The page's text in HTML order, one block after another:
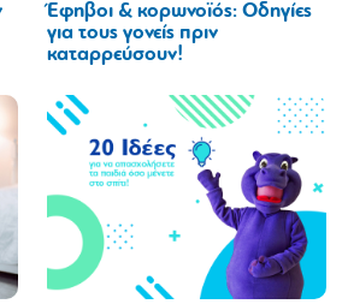
Έφηβοι & κορωνοϊός: Οδηγίες
για τους γονείς πριν
καταρρεύσουν!